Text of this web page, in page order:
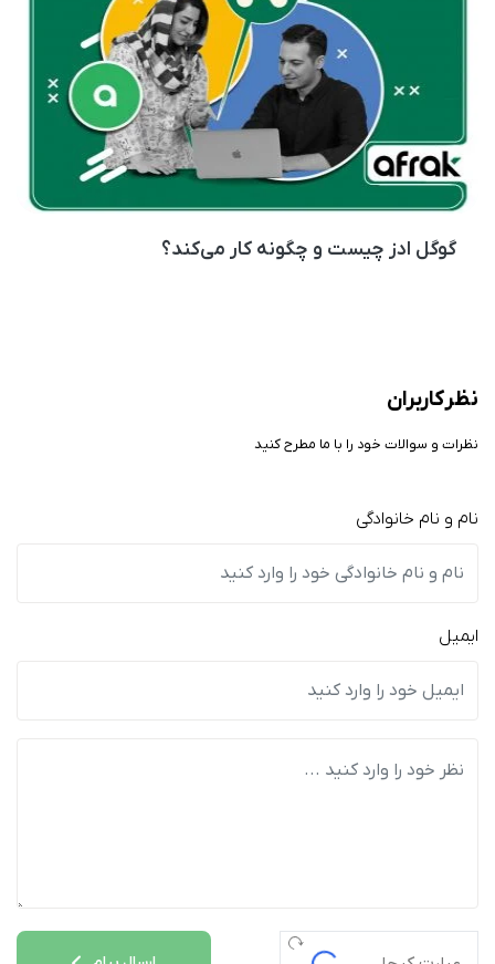
گوگل ادز چیست و چگونه کار می‌کند؟
نظر کاربران
نظرات و سوالات خود را با ما مطرح کنید
نام و نام خانوادگی
ایمیل